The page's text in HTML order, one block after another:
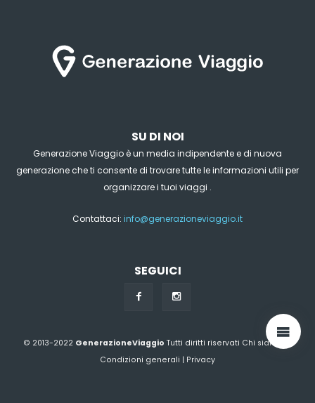
SU DI NOI
Generazione Viaggio è un media indipendente e di nuova
generazione che ti consente di trovare tutte le informazioni utili per
organizzare i tuoi viaggi .
Contattaci: info@generazioneviaggio.it
SEGUICI
© 2013-2022 GenerazioneViaggio Tutti diritti riservati Chi siamo?
Condizioni generali | Privacy